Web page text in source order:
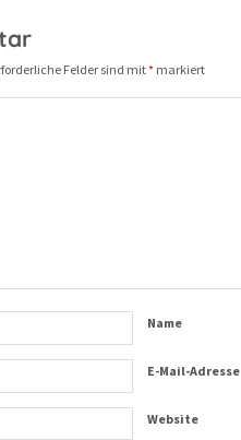
Felder sind mit* markiert
Name
E-Mail-Adresse
Website